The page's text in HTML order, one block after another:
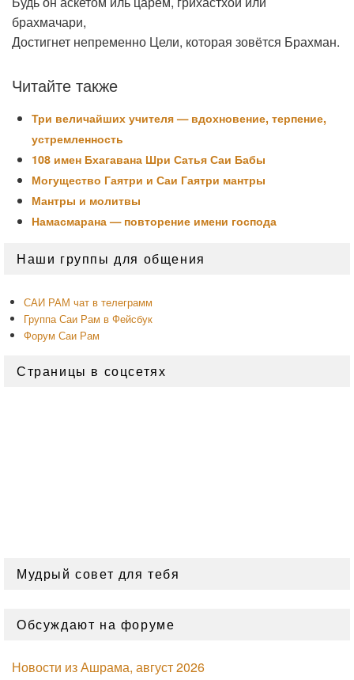
брахмачари,
Достигнет непременно Цели, которая зовётся Брахман.
Читайте также
Три величайших учителя — вдохновение, терпение,
устремленность
108 имен Бхагавана Шри Сатья Саи Бабы
Могущество Гаятри и Саи Гаятри мантры
Мантры и молитвы
Намасмарана — повторение имени господа
основной
Наши группы для общения
САИ РАМ чат в телеграмм
Группа Саи Рам в Фейсбук
Форум Саи Рам
Страницы в соцсетях
Мудрый совет для тебя
Обсуждают на форуме
Новости из Ашрама, август 2026